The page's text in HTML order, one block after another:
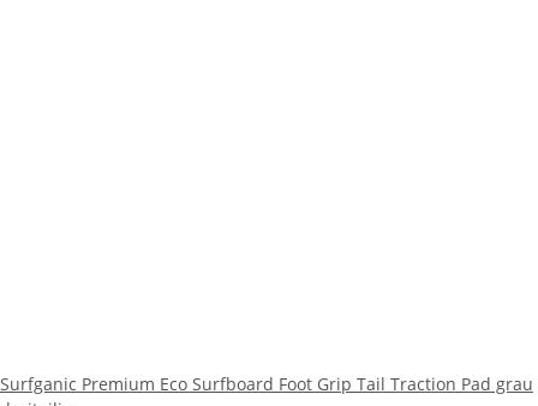
Surfganic Premium Eco Surfboard Foot Grip Tail Traction Pad grau